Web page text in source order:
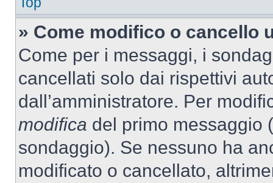
» Come modifico o cancello
Come per i messaggi, i
cancellati solo dai rispettivi
dall’amministratore. Per
modifica del primo messaggio
sondaggio). Se nessuno ha
modificato o cancellato,